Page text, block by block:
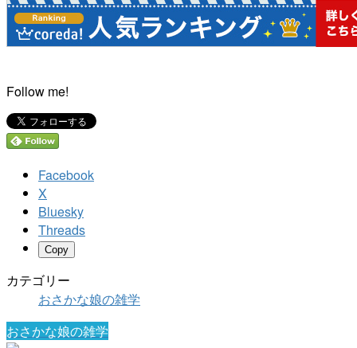
Follow me!
Facebook
X
Bluesky
Threads
Copy
カテゴリー
おさかな娘の雑学
おさかな娘の雑学